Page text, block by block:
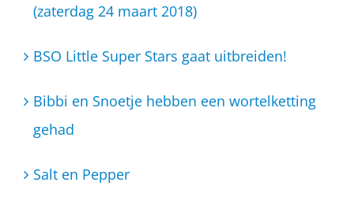
(zaterdag 24 maart 2018)
BSO Little Super Stars gaat uitbreiden!
Bibbi en Snoetje hebben een wortelketting
gehad
Salt en Pepper